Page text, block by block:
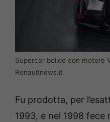
Supercar bolide con motore
Renaultnews.it
Fu prodotta, per
1993, e nel 1998